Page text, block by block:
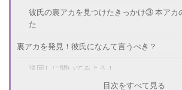
彼氏の裏アカを見つけたきっかけ③ 本アカ
た
裏アカを発見！彼氏になんて言うべき？
遠回しに聞いてみよう！
目次をすべて見る